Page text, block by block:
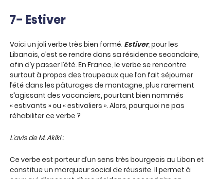
7- Estiver
Voici un joli verbe très bien formé. Estiver, pour les
Libanais, c’est se rendre dans sa résidence secondaire,
afin d’y passer l’été. En France, le verbe se rencontre
surtout à propos des troupeaux que l’on fait séjourner
l’été dans les pâturages de montagne, plus rarement
s’agissant des vacanciers, pourtant bien nommés
« estivants » ou « estivaliers ». Alors, pourquoi ne pas
réhabiliter ce verbe ?
L’avis de M. Akiki :
Ce verbe est porteur d’un sens très bourgeois au Liban et
constitue un marqueur social de réussite. Il permet à